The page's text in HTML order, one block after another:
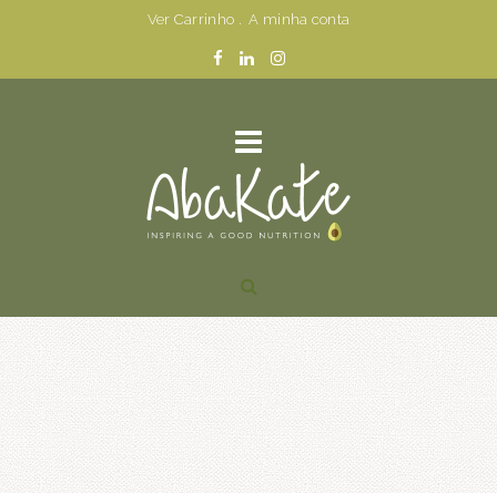
Ver Carrinho .A minha conta